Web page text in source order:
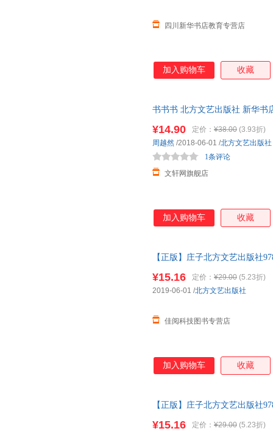
四川新华书店教育专营店
加入购物车 收藏
书书书 北方文艺出版社 新华书
¥14.90 定价： ¥38.00 (3.93折)
文轩网旗舰店
1条评论
周越然 /2018-06-01 /北方文艺出版社
加入购物车 收藏
【正版】庄子北方文艺出版社
¥15.16 定价： ¥29.00 (5.23折)
佳阅科技图书专营店
2019-06-01 /北方文艺出版社
加入购物车 收藏
【正版】庄子北方文艺出版社
¥15.16 定价： ¥29.00 (5.23折)